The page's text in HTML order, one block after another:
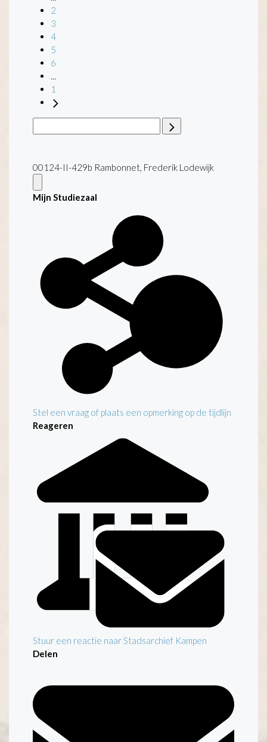
2
3
4
5
6
1
00124-II-429b Rambonnet, Frederik Lodewijk
Mijn Studiezaal
Stel een vraag of plaats een opmerking op de tijdlijn
Reageren
Stuur een reactie naar Stadsarchief Kampen
Delen